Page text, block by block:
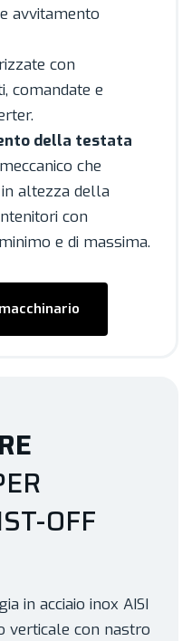
avvitamento
con
comandate e
della testata
che
altezza della
con
e di massima.
OFF
in acciaio inox AISI
verticale con nastro